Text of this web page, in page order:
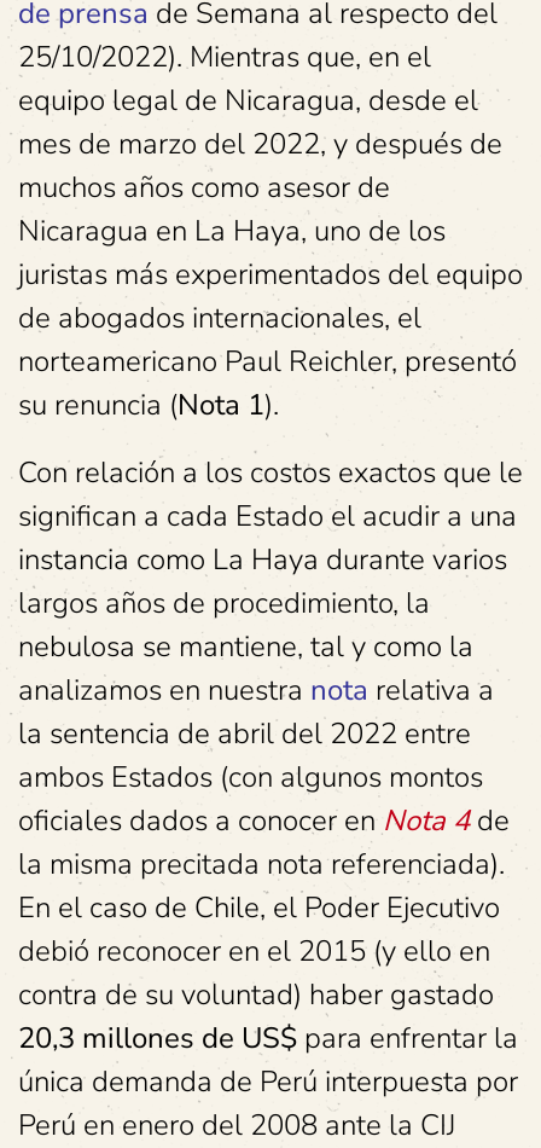
de prensa de Semana al respecto del
25/10/2022). Mientras que, en el
equipo legal de Nicaragua, desde el
mes de marzo del 2022, y después de
muchos años como asesor de
Nicaragua en La Haya, uno de los
juristas más experimentados del equipo
de abogados internacionales, el
norteamericano Paul Reichler, presentó
su renuncia (Nota 1).
Con relación a los costos exactos que le
significan a cada Estado el acudir a una
instancia como La Haya durante varios
largos años de procedimiento, la
nebulosa se mantiene, tal y como la
analizamos en nuestra nota relativa a
la sentencia de abril del 2022 entre
ambos Estados (con algunos montos
oficiales dados a conocer en Nota 4de
la misma precitada nota referenciada).
En el caso de Chile, el Poder Ejecutivo
debió reconocer en el 2015 (y ello en
contra de su voluntad) haber gastado
20,3 millones de US$ para enfrentar la
única demanda de Perú interpuesta por
Perú en enero del 2008 ante la CIJ